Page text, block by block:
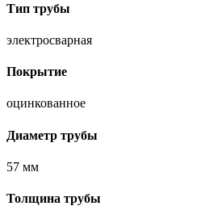
Тип трубы
электросварная
Покрытие
оцинкованное
Диаметр трубы
57 мм
Толщина трубы